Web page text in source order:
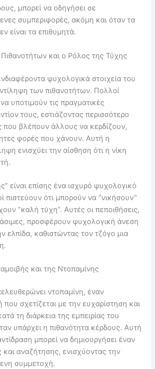
μπορεί να οδηγήσει σε
συμπεριφορές, ακόμη και όταν τα
είναι τα επιθυμητά.
και ο Ρόλος της Τύχης
ψυχολογικά στοιχεία του
των πιθανοτήτων. Πολλοί
υποτιμούν τις πραγματικές
τους, εστιάζοντας περισσότερο
που βλέπουν άλλους να κερδίζουν,
φορές που χάνουν. Αυτή η
ενισχύει την αίσθηση ότι η νίκη
είναι επίσης ένα ισχυρό ψυχολογικό
πιστεύουν ότι μπορούν να “νικήσουν”
“καλή τύχη”. Αυτές οι πεποιθήσεις,
προσφέρουν ψυχολογική άνεση
ελπίδα, καθιστώντας τον τζόγο μια
και της Ντοπαμίνης
ντοπαμίνη, έναν
που σχετίζεται με την ευχαρίστηση και
τη διάρκεια της εμπειρίας του
υπάρχει η πιθανότητα κέρδους. Αυτή
μπορεί να δημιουργήσει έναν
και αναζήτησης, ενισχύοντας την
συμμετοχή.